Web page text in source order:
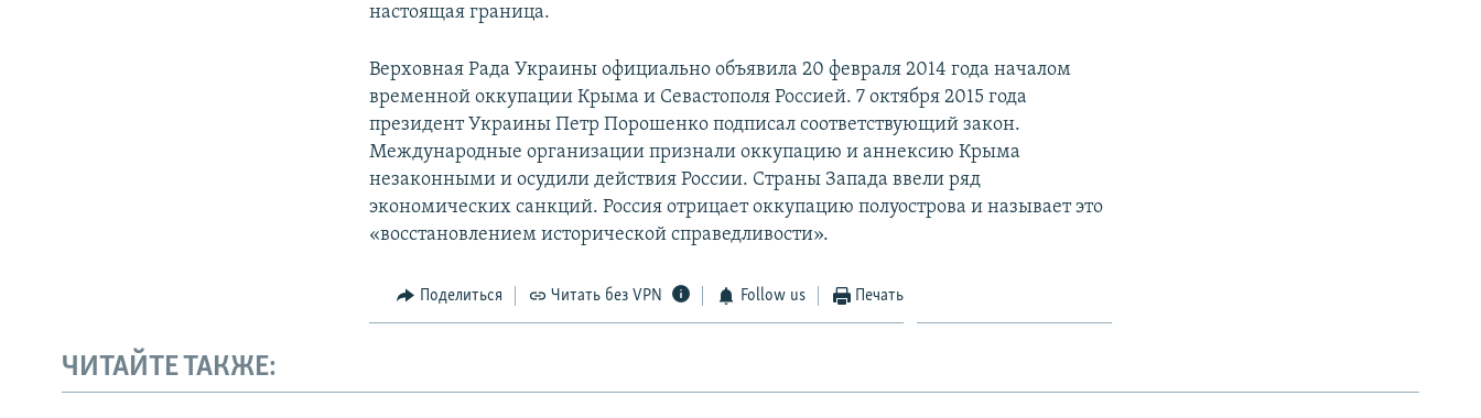
настоящая граница.
Верховная Рада Украины официально объявила 20 февраля 2014 года началом
временной оккупации Крыма и Севастополя Россией. 7 октября 2015 года
президент Украины Петр Порошенко подписал соответствующий закон.
Международные организации признали оккупацию и аннексию Крыма
незаконными и осудили действия России. Страны Запада ввели ряд
экономических санкций. Россия отрицает оккупацию полуострова и называет это
«восстановлением исторической справедливости».
Поделиться Читать без VPN Follow us Печать
ЧИТАЙТЕ ТАКЖЕ: